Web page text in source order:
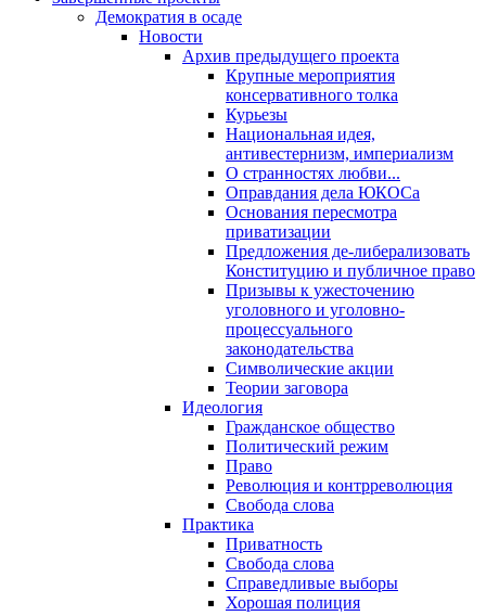
Демократия в осаде
Новости
Архив предыдущего проекта
Крупные мероприятия
консервативного толка
Курьезы
Национальная идея,
антивестернизм, империализм
О странностях любви...
Оправдания дела ЮКОСа
Основания пересмотра
приватизации
Предложения де-либерализовать
Конституцию и публичное право
Призывы к ужесточению
уголовного и уголовно-
процессуального
законодательства
Символические акции
Теории заговора
Идеология
Гражданское общество
Политический режим
Право
Революция и контрреволюция
Свобода слова
Практика
Приватность
Свобода слова
Справедливые выборы
Хорошая полиция